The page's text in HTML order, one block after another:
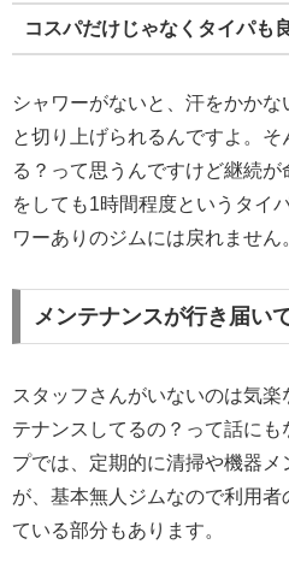
コスパだけじゃなくタイパも
シャワーがないと、汗をかか
と切り上げられるんですよ。
る？って思うんですけど継続
をしても1時間程度というタイ
ワーありのジムには戻れません
メンテナンスが行き届い
スタッフさんがいないのは気
テナンスしてるの？って話に
プでは、定期的に清掃や機器
が、基本無人ジムなので利用
ている部分もあります。